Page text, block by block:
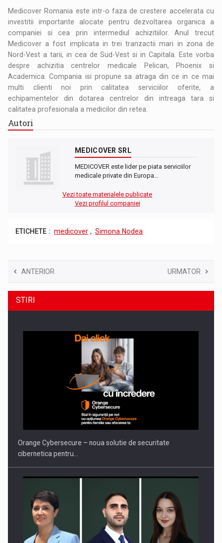
Medicover Romania este intr-o faza de crestere accelerata cu
investitii importante alocate pentru dezvoltarea organica a
companiei si cea prin intermediul achizitiilor. Anul trecut
Medicover a fost implicata in trei tranzactii mari in zona de
Nord-Vest a tarii, in cea de Sud-Vest si in Capitala. Este vorba
despre achizitia centrelor medicale Pelican, Phoenix si
Academica. Compania isi propune sa atraga din ce in ce mai
multi clienti noi prin calitatea serviciilor oferite, a
echipamentelor din dotarea centrelor din intreaga tara si
calitatea profesionala a medicilor din retea.
Autori
MEDICOVER SRL
MEDICOVER este lider pe piata serviciilor
medicale private din Europa…
Vezi toate materialele publicate
Vezi profilul companiei
ETICHETE : medicover , Simona Nodea
ANTERIOR URMATOR
STIRI
Orange Cybersecure – noua solutie de securitate
cibernetica pentru…